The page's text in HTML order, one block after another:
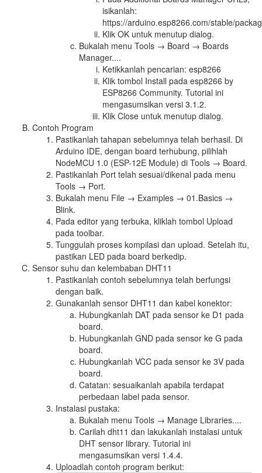
isikanlah:
https://arduino.esp8266.com/stable/
Klik OK untuk menutup dialog.
Bukalah menu Tools → Board → Boards
Manager....
Ketikkanlah pencarian: esp8266
Klik tombol Install pada esp8266 by
ESP8266 Community. Tutorial ini
mengasumsikan versi 3.1.2.
Klik Close untuk menutup dialog.
Contoh Program
Pastikanlah tahapan sebelumnya telah berhasil. Di
Arduino IDE, dengan board terhubung, pilihlah
NodeMCU 1.0 (ESP-12E Module) di Tools → Board.
Pastikanlah Port telah sesuai/dikenal pada menu
Tools → Port.
Bukalah menu File → Examples → 01.Basics →
Blink.
Pada editor yang terbuka, kliklah tombol Upload
pada toolbar.
Tunggulah proses kompilasi dan upload. Setelah itu,
pastikan LED pada board berkedip.
Sensor suhu dan kelembaban DHT11
Pastikanlah contoh sebelumnya telah berfungsi
dengan baik.
Gunakanlah sensor DHT11 dan kabel konektor:
Hubungkanlah DAT pada sensor ke D1 pada
board.
Hubungkanlah GND pada sensor ke G pada
board.
Hubungkanlah VCC pada sensor ke 3V pada
board.
Catatan: sesuaikanlah apabila terdapat
perbedaan label pada sensor.
Instalasi pustaka:
Bukalah menu Tools → Manage Libraries....
Carilah dht11 dan lakukanlah instalasi untuk
DHT sensor library. Tutorial ini
mengasumsikan versi 1.4.4.
Uploadlah contoh program berikut: